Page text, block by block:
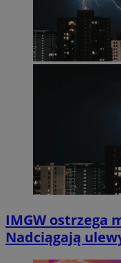
IMGW ostrzega
Nadciągają